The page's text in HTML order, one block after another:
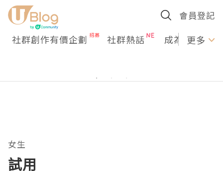
會員登記
社群創作有價企劃 社群熱話 成為U更多
女生
試用